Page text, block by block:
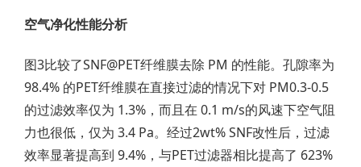
空气净化性能分析
图3比较了SNF@PET纤维膜去除 PM 的性能。孔隙率为
98.4% 的PET纤维膜在直接过滤的情况下对 PM0.3-0.5
的过滤效率仅为 1.3%，而且在 0.1 m/s的风速下空气阻
力也很低，仅为 3.4 Pa。经过2wt% SNF改性后，过滤
效率显著提高到 9.4%，与PET过滤器相比提高了 623%